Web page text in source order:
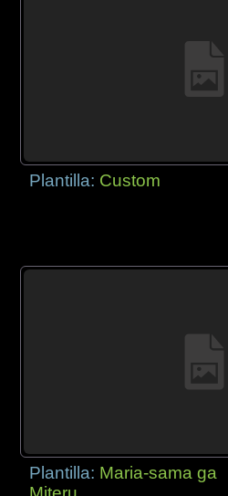
Plantilla: Custom
Plantilla: Maria-sama ga